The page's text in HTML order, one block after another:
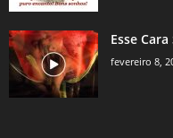
Esse
fevereiro 8,